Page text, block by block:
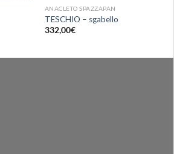
ANACLETO SPAZZAPAN
TESCHIO – sgabello
332,00€